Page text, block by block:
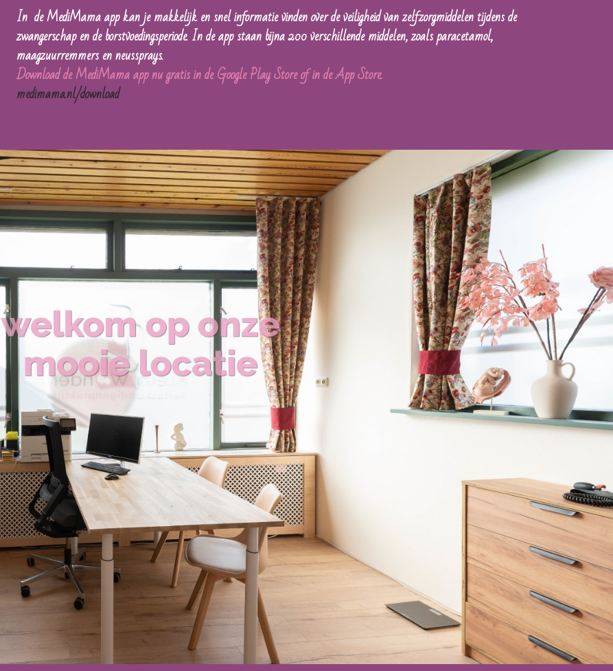
In de MediMama app kan je makkelijk en snel informatie vinden over de veiligheid van zelfzorgmiddelen tijdens de
zwangerschap en de borstvoedingsperiode. In de app staan bijna 200 verschillende middelen, zoals paracetamol,
maagzuurremmers en neussprays.
Download de MediMama app nu gratis in de Google Play Store of in de App Store.
medimama.nl/download
welkom op onze
mooie locatie